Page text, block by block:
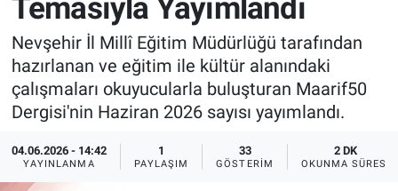
Temasıyla Yayımlandı
Nevşehir İl Millî Eğitim Müdürlüğü tarafından
hazırlanan ve eğitim ile kültür alanındaki
çalışmaları okuyucularla buluşturan Maarif50
Dergisi'nin Haziran 2026 sayısı yayımlandı.
04.06.2026 - 14:42
YAYINLANMA
1
PAYLAŞIM
33
GÖSTERIM
2 DK
OKUNMA SÜRESI
Sağlık
Yerel
Genel
Asayiş
İlan - Duyuru- Mesaj
Türkiye Gündemi
Sizden Gelenler
Yaşam
İlan - Duyuru- Mesaj
Türkiye Gündemi
Sizden Gelenler